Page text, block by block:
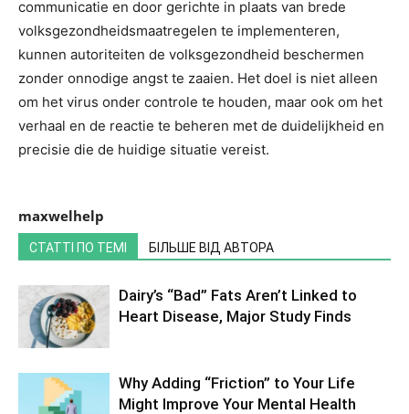
communicatie en door gerichte in plaats van brede
volksgezondheidsmaatregelen te implementeren,
kunnen autoriteiten de volksgezondheid beschermen
zonder onnodige angst te zaaien. Het doel is niet alleen
om het virus onder controle te houden, maar ook om het
verhaal en de reactie te beheren met de duidelijkheid en
precisie die de huidige situatie vereist.
maxwelhelp
СТАТТІ ПО ТЕМІ БІЛЬШЕ ВІД АВТОРА
Dairy’s “Bad” Fats Aren’t Linked to
Heart Disease, Major Study Finds
Why Adding “Friction” to Your Life
Might Improve Your Mental Health